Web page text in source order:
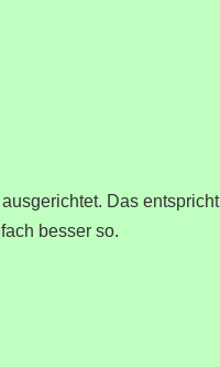
Das entspricht
besser so.